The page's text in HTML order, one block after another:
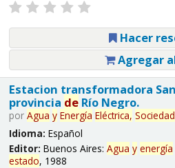
Hacer
Agregar
Estacion transformadora
provincia deRío Negro.
por Agua y Energía Eléctrica, Sociedad
Idioma: Español
Editor: Buenos Aires: Agua y energía
estado, 1988